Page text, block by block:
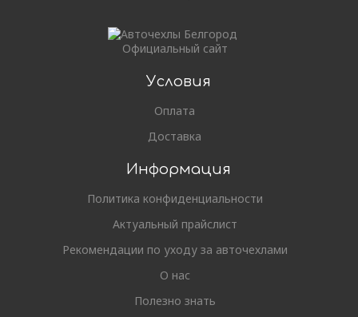
Официальный сайт
Условия
Оплата
Доставка
Информация
Политика конфиденциальности
Актуальный прайслист
Рекомендации по уходу за авточехлами
О нас
Полезно знать